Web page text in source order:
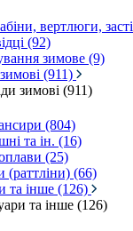
вертлюги,
(92)
зимове (9)
(911)
зимові (911)
(804)
та ін. (16)
(25)
(раттліни) (66)
та інше (126)
та інше (126)